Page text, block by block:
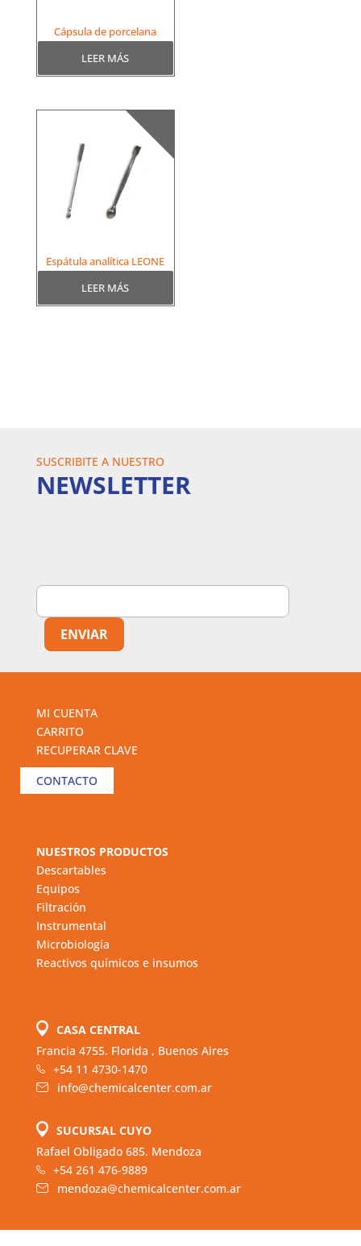
Cápsula de porcelana
LEER MÁS
Espátula analítica LEONE
LEER MÁS
SUSCRIBITE A NUESTRO
NEWSLETTER
MI CUENTA
CARRITO
RECUPERAR CLAVE
CONTACTO
NUESTROS PRODUCTOS
Descartables
Equipos
Filtración
Instrumental
Microbiología
Reactivos químicos e insumos
CASA CENTRAL
Francia 4755. Florida , Buenos Aires
+54 11 4730-1470
info@chemicalcenter.com.ar
SUCURSAL CUYO
Rafael Obligado 685. Mendoza
+54 261 476-9889
mendoza@chemicalcenter.com.ar